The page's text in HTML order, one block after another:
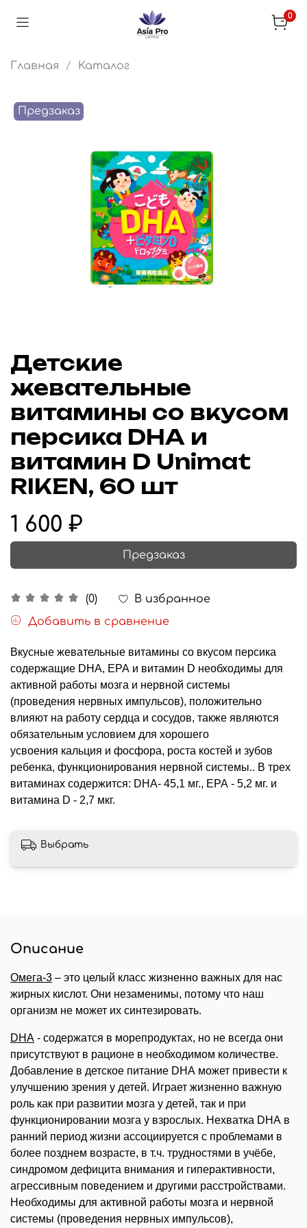
0
Главная Каталог
Предзаказ
Детские
жевательные
витамины со вкусом
персика DHA и
витамин D Unimat
RIKEN, 60 шт
(0)
В избранное
Добавить в сравнение
1 600 ₽
Предзаказ
Вкусные жевательные витамины со вкусом персика
содержащие DHA, EPA и витамин D необходимы для
активной работы мозга и нервной системы
(проведения нервных импульсов), положительно
влияют на работу сердца и сосудов, также являются
обязательным условием для хорошего
усвоения кальция и фосфора, роста костей и зубов
ребенка, функционирования нервной системы.. В трех
витаминах содержится: DHA- 45,1 мг., EPA - 5,2 мг. и
витамина D - 2,7 мкг.
Выбрать
Описание
Омега-3 – это целый класс жизненно важных для нас
жирных кислот. Они незаменимы, потому что наш
организм не может их синтезировать.
DHA - содержатся в морепродуктах, но не всегда они
присутствуют в рационе в необходимом количестве.
Добавление в детское питание DHA может привести к
улучшению зрения у детей. Играет жизненно важную
роль как при развитии мозга у детей, так и при
функционировании мозга у взрослых. Нехватка DHA в
ранний период жизни ассоциируется с проблемами в
более позднем возрасте, в т.ч. трудностями в учёбе,
синдромом дефицита внимания и гиперактивности,
агрессивным поведением и другими расстройствами.
Необходимы для активной работы мозга и нервной
системы (проведения нервных импульсов),